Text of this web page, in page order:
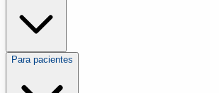
Para pacientes